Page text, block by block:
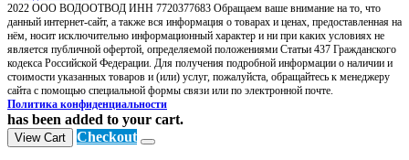
2022 ООО ВОДООТВОД ИНН 7720377683 Обращаем ваше внимание на то, что
данный интернет-сайт, а также вся информация о товарах и ценах, предоставленная на
нём, носит исключительно информационный характер и ни при каких условиях не
является публичной офертой, определяемой положениями Статьи 437 Гражданского
кодекса Российской Федерации. Для получения подробной информации о наличии и
стоимости указанных товаров и (или) услуг, пожалуйста, обращайтесь к менеджеру
сайта с помощью специальной формы связи или по электронной почте.
Политика конфиденциальности
has been added to your cart.
View Cart Checkout